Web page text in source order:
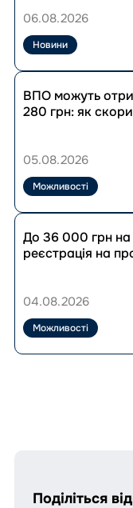
до
досвід
рад
ВПО
експертному
коментарі
06.08.2026
Новини
Перейти
до
публікації
отримати
на
навчання
до
33
280
грн:
програмою?
ВПО можуть
280 грн: як
05.08.2026
Можливості
Перейти
до
публікації
000
на
професійне
навчання:
До 36 000 грн на
реєстрація на
04.08.2026
Можливості
Поділіться